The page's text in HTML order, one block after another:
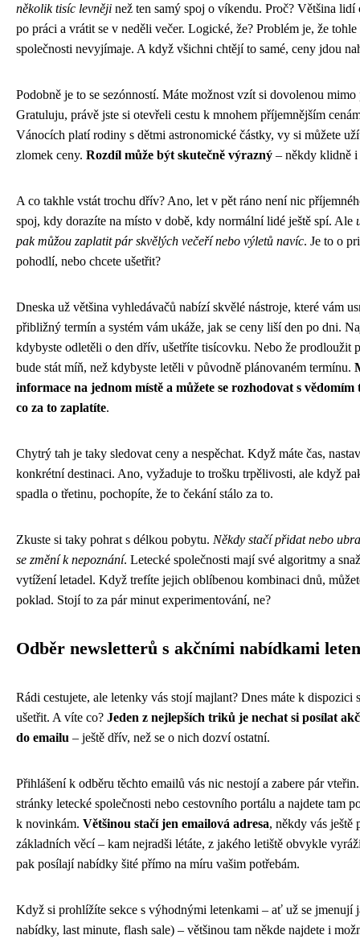
několik tisíc levněji než ten samý spoj o víkendu. Proč? Většina lidí
po práci a vrátit se v neděli večer. Logické, že? Problém je, že
společnosti nevyjímaje. A když všichni chtějí to samé, ceny jdou
Podobně je to se sezónností. Máte možnost vzít si dovolenou mimo
Gratuluju, právě jste si otevřeli cestu k mnohem příjemnějším
Vánocích platí rodiny s dětmi astronomické částky, vy si můžete
zlomek ceny. Rozdíl může být skutečně výrazný – někdy klidně
A co takhle vstát trochu dřív? Ano, let v pět ráno není nic
spoj, kdy dorazíte na místo v době, kdy normální lidé ještě spí. Ale
pak můžou zaplatit pár skvělých večeří nebo výletů navíc. Je to o
pohodlí, nebo chcete ušetřit?
Dneska už většina vyhledávačů nabízí skvělé nástroje, které vám
přibližný termín a systém vám ukáže, jak se ceny liší den po dni.
kdybyste odletěli o den dřív, ušetříte tisícovku. Nebo že prodloužit
bude stát míň, než kdybyste letěli v původně plánovaném termínu.
informace na jednom místě a můžete se rozhodovat s vědomím
co za to zaplatíte.
Chytrý tah je taky sledovat ceny a nespěchat. Když máte čas,
konkrétní destinaci. Ano, vyžaduje to trošku trpělivosti, ale když
spadla o třetinu, pochopíte, že to čekání stálo za to.
Zkuste si taky pohrat s délkou pobytu. Někdy stačí přidat nebo
se změní k nepoznání. Letecké společnosti mají své algoritmy a
vytížení letadel. Když trefíte jejich oblíbenou kombinaci dnů,
poklad. Stojí to za pár minut experimentování, ne?
Odběr newsletterů s akčními nabídkami
Rádi cestujete, ale letenky vás stojí majlant? Dnes máte k dispozici
ušetřit. A víte co? Jeden z nejlepších triků je nechat si posílat
do emailu – ještě dřív, než se o nich dozví ostatní.
Přihlášení k odběru těchto emailů vás nic nestojí a zabere pár
stránky letecké společnosti nebo cestovního portálu a najdete tam
k novinkám. Většinou stačí jen emailová adresa, někdy vás ještě
základních věcí – kam nejradši létáte, z jakého letiště obvykle
pak posílají nabídky šité přímo na míru vašim potřebám.
Když si prohlížíte sekce s výhodnými letenkami – ať už se jmenují
nabídky, last minute, flash sale) – většinou tam někde najdete i